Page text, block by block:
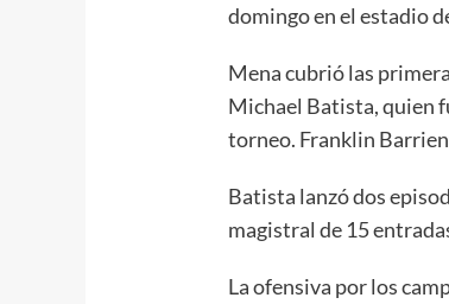
domingo en el estadio
Mena cubrió las
Michael Batista, quien
torneo. Franklin
Batista lanzó dos
magistral de 15
La ofensiva por los